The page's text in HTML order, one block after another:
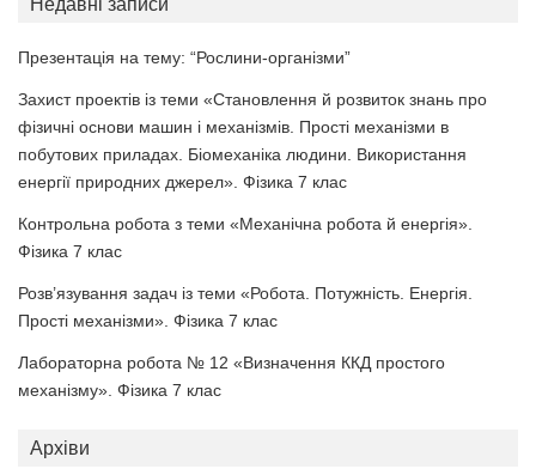
Презентація на тему: “Рослини-організми”
Захист проектів із теми «Становлення й розвиток знань про
фізичні основи машин і механізмів. Прості механізми в
побутових приладах. Біомеханіка людини. Використання
енергії природних джерел». Фізика 7 клас
Контрольна робота з теми «Механічна робота й енергія».
Фізика 7 клас
Розв’язування задач із теми «Робота. Потужність. Енергія.
Прості механізми». Фізика 7 клас
Лабораторна робота № 12 «Визначення ККД простого
механізму». Фізика 7 клас
Архіви